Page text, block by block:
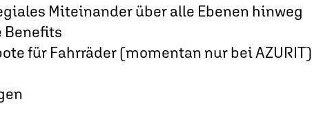
Miteinander über alle Ebenen hinweg
Benefits
für Fahrräder (momentan nur bei AZURIT)